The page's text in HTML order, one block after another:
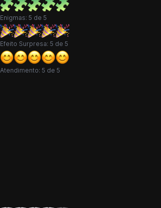
Enigmas: 5 de 5
Efeito Surpresa: 5 de 5
Atendimento: 5 de 5